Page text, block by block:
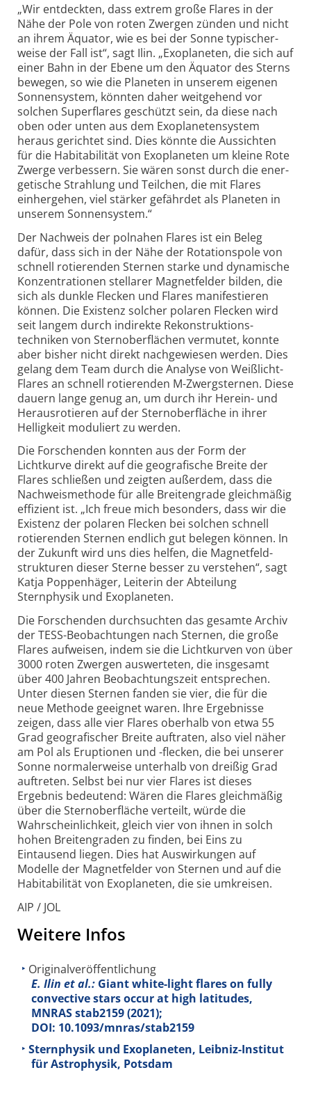
„Wir entdeckten, dass extrem große Flares in der
Nähe der Pole von roten Zwergen zünden und nicht
an ihrem Äquator, wie es bei der Sonne typischer­
weise der Fall ist“, sagt Ilin. „Exoplaneten, die sich auf
einer Bahn in der Ebene um den Äquator des Sterns
bewegen, so wie die Planeten in unserem eigenen
Sonnensystem, könnten daher weitgehend vor
solchen Superflares geschützt sein, da diese nach
oben oder unten aus dem Exoplaneten­system
heraus gerichtet sind. Dies könnte die Aussichten
für die Habitabilität von Exoplaneten um kleine Rote
Zwerge verbessern. Sie wären sonst durch die ener­
getische Strahlung und Teilchen, die mit Flares
einhergehen, viel stärker gefährdet als Planeten in
unserem Sonnensystem.“
Der Nachweis der polnahen Flares ist ein Beleg
dafür, dass sich in der Nähe der Rotations­pole von
schnell rotierenden Sternen starke und dynamische
Konzen­trationen stellarer Magnetfelder bilden, die
sich als dunkle Flecken und Flares mani­festieren
können. Die Existenz solcher polaren Flecken wird
seit langem durch indirekte Rekonstruktions­
techniken von Sternoberflächen vermutet, konnte
aber bisher nicht direkt nachgewiesen werden. Dies
gelang dem Team durch die Analyse von Weißlicht-
Flares an schnell rotierenden M-Zwergsternen. Diese
dauern lange genug an, um durch ihr Herein- und
Heraus­rotieren auf der Stern­oberfläche in ihrer
Helligkeit moduliert zu werden.
Die Forschenden konnten aus der Form der
Lichtkurve direkt auf die geografische Breite der
Flares schließen und zeigten außerdem, dass die
Nachweis­methode für alle Breitengrade gleichmäßig
effizient ist. „Ich freue mich besonders, dass wir die
Existenz der polaren Flecken bei solchen schnell
rotierenden Sternen endlich gut belegen können. In
der Zukunft wird uns dies helfen, die Magnetfeld­
strukturen dieser Sterne besser zu verstehen“, sagt
Katja Poppenhäger, Leiterin der Abteilung
Sternphysik und Exoplaneten.
Die Forschenden durchsuchten das gesamte Archiv
der TESS-Beobach­tungen nach Sternen, die große
Flares aufweisen, indem sie die Lichtkurven von über
3000 roten Zwergen auswerteten, die insgesamt
über 400 Jahren Beobachtungs­zeit entsprechen.
Unter diesen Sternen fanden sie vier, die für die
neue Methode geeignet waren. Ihre Ergebnisse
zeigen, dass alle vier Flares oberhalb von etwa 55
Grad geo­grafischer Breite auftraten, also viel näher
am Pol als Eruptionen und -flecken, die bei unserer
Sonne normaler­weise unterhalb von dreißig Grad
auftreten. Selbst bei nur vier Flares ist dieses
Ergebnis bedeutend: Wären die Flares gleichmäßig
über die Sternoberfläche verteilt, würde die
Wahrschein­lichkeit, gleich vier von ihnen in solch
hohen Breitengraden zu finden, bei Eins zu
Eintausend liegen. Dies hat Auswirkungen auf
Modelle der Magnet­felder von Sternen und auf die
Habitabilität von Exoplaneten, die sie umkreisen.
AIP / JOL
Weitere Infos
Originalveröffentlichung
E. Ilin et al.: Giant white-light flares on fully
convective stars occur at high latitudes,
MNRAS stab2159 (2021);
DOI: 10.1093/mnras/stab2159
Sternphysik und Exoplaneten, Leibniz-Institut
für Astrophysik, Potsdam